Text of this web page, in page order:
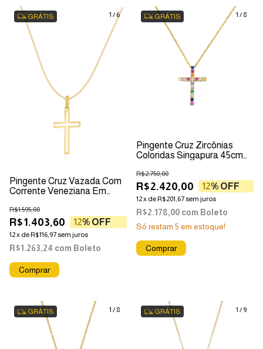
1 / 6
GRÁTIS
Pingente Cruz Vazada Com
Corrente Veneziana Em
R$1.403,60
R$1.595,00
12% OFF
12x deR$116,97sem juros
R$1.263,24 com Boleto
Comprar
1 / 8
GRÁTIS
Pingente Cruz Zircônias
Coloridas Singapura 45cm
R$2.420,00
R$2.750,00
12% OFF
12x deR$201,67sem juros
R$2.178,00 com Boleto
Só restam 5 em estoque!
1 / 8
GRÁTIS 1 / 9
GRÁTIS